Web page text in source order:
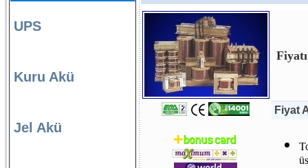
UPS
Kuru Akü
Jel Akü
Fiyat